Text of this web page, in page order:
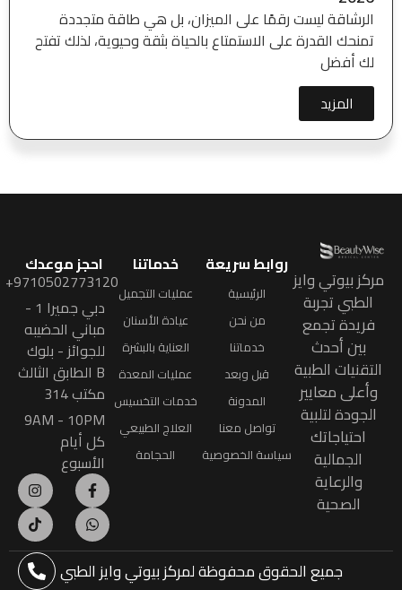
الرشاقة ليست رقمًا على الميزان، بل هي طاقة متجددة
تمنحك القدرة على الاستمتاع بالحياة بثقة وحيوية، لذلك تفتح
لك أفضل
المزيد
مركز بيوتي وايز
الطبي تجربة
فريدة تجمع
بين أحدث
التقنيات الطبية
وأعلى معايير
الجودة لتلبية
احتياجاتك
الجمالية
والرعاية
الصحية
روابط سريعة
الرئيسية
من نحن
خدماتنا
قبل وبعد
المدونة
تواصل معنا
سياسة الخصوصية
خدماتنا
عمليات التجميل
عيادة الأسنان
العناية بالبشرة
عمليات المعدة
خدمات التخسيس
العلاج الطبيعي
الحجامة
احجز موعدك
9710502773120+
دبي جميرا 1 -
مباني الحضيبه
للجوائز - بلوك
B الطابق الثالث
مكتب 314
9AM - 10PM
كل أيام
الأسبوع
جميع الحقوق محفوظةلمركز بيوتي وايز الطبي